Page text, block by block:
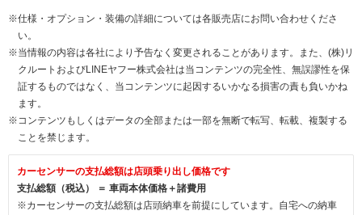
※仕様・オプション・装備の詳細については各販売店にお問い合わせくださ
い。
※当情報の内容は各社により予告なく変更されることがあります。また、(株)リ
クルートおよびLINEヤフー株式会社は当コンテンツの完全性、無誤謬性を保
証するものではなく、当コンテンツに起因するいかなる損害の責も負いかね
ます。
※コンテンツもしくはデータの全部または一部を無断で転写、転載、複製する
ことを禁じます。
カーセンサーの支払総額は店頭乗り出し価格です
支払総額（税込） ＝ 車両本体価格＋諸費用
※カーセンサーの支払総額は店頭納車を前提にしています。自宅への納車